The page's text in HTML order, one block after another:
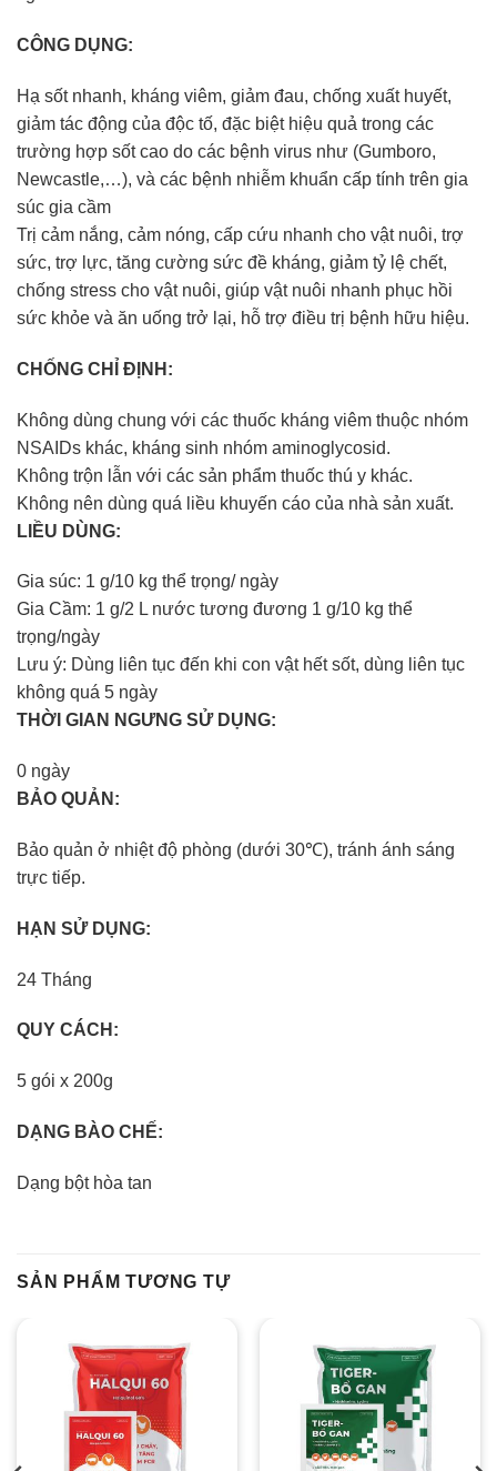
CÔNG DỤNG:
Hạ sốt nhanh, kháng viêm, giảm đau, chống xuất huyết,
giảm tác động của độc tố, đặc biệt hiệu quả trong các
trường hợp sốt cao do các bệnh virus như (Gumboro,
Newcastle,…), và các bệnh nhiễm khuẩn cấp tính trên gia
súc gia cầm
Trị cảm nắng, cảm nóng, cấp cứu nhanh cho vật nuôi, trợ
sức, trợ lực, tăng cường sức đề kháng, giảm tỷ lệ chết,
chống stress cho vật nuôi, giúp vật nuôi nhanh phục hồi
sức khỏe và ăn uống trở lại, hỗ trợ điều trị bệnh hữu hiệu.
CHỐNG CHỈ ĐỊNH:
Không dùng chung với các thuốc kháng viêm thuộc nhóm
NSAIDs khác, kháng sinh nhóm aminoglycosid.
Không trộn lẫn với các sản phẩm thuốc thú y khác.
Không nên dùng quá liều khuyến cáo của nhà sản xuất.
LIỀU DÙNG:
Gia súc: 1 g/10 kg thể trọng/ ngày
Gia Cầm: 1 g/2 L nước tương đương 1 g/10 kg thể
trọng/ngày
Lưu ý: Dùng liên tục đến khi con vật hết sốt, dùng liên tục
không quá 5 ngày
THỜI GIAN NGƯNG SỬ DỤNG:
0 ngày
BẢO QUẢN:
Bảo quản ở nhiệt độ phòng (dưới 30℃), tránh ánh sáng
trực tiếp.
HẠN SỬ DỤNG:
24 Tháng
QUY CÁCH:
5 gói x 200g
DẠNG BÀO CHẾ:
Dạng bột hòa tan
SẢN PHẨM TƯƠNG TỰ